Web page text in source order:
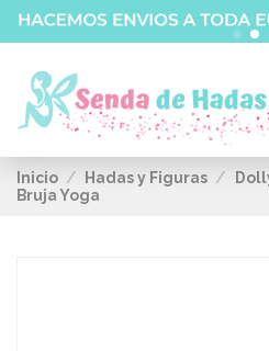
Inicio Hadas y Figuras
Bruja Yoga